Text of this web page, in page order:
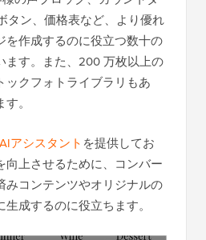
タン、価格表など、より優れ
を作成するのに役立つ数十の
ます。また、200 万枚以上の
ックフォトライブラリもあ
。
AIアシスタント を提供してお
向上させるために、コンバー
みコンテンツやオリジナルの
成するのに役立ちます。